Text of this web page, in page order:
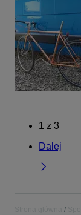
1 z 3
Dalej